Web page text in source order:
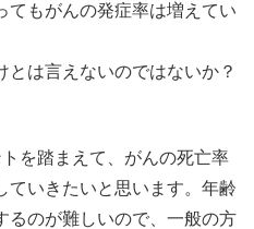
てもがんの発症率は増えてい
とは言えないのではないか？
を踏まえて、がんの死亡率
ていきたいと思います。年齢
るのが難しいので、一般の方